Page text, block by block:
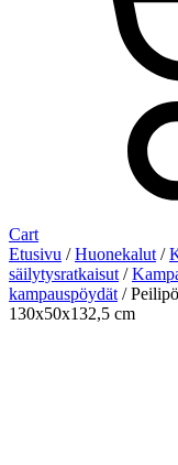
Cart
Etusivu /Huonekalut /
säilytysratkaisut /
kampauspöydät /
130x50x132,5 cm